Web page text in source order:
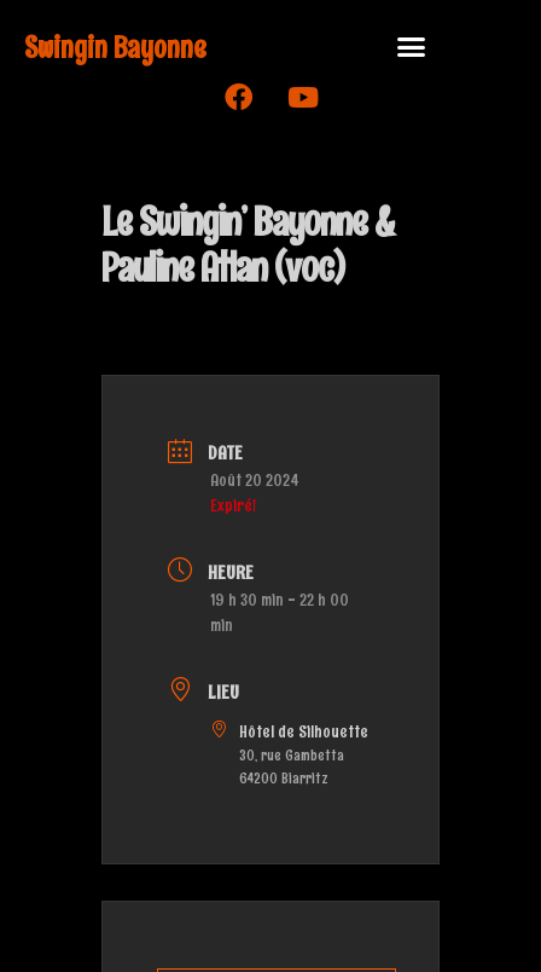
Swingin Bayonne
Le Swingin’ Bayonne &
Pauline Atlan (voc)
DATE
Août 20 2024
Expiré!
HEURE
19 h 30 min - 22 h 00
min
LIEU
Hôtel de Silhouette
30, rue Gambetta
64200 Biarritz